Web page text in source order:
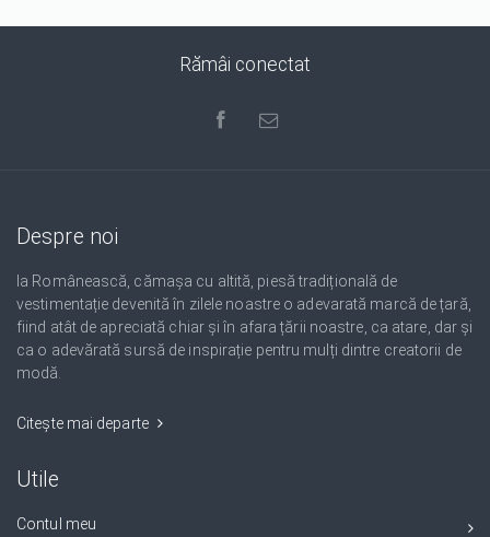
Rămâi conectat
Despre noi
Ia Românească, cămașa cu altită, piesă tradițională de
vestimentație devenită în zilele noastre o adevarată marcă de țară,
fiind atât de apreciată chiar și în afara țării noastre, ca atare, dar și
ca o adevărată sursă de inspirație pentru mulți dintre creatorii de
modă.
Citește mai departe
Utile
Contul meu